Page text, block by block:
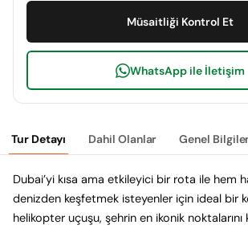
Tur Detayı Dahil Olanlar Genel
Dubai’yi kısa ama etkileyici bir rota ile hem
denizden keşfetmek isteyenler için ideal bir
helikopter uçuşu, şehrin en ikonik noktalarını
Müsaitliği Kontrol Et
WhatsApp ile İletişim